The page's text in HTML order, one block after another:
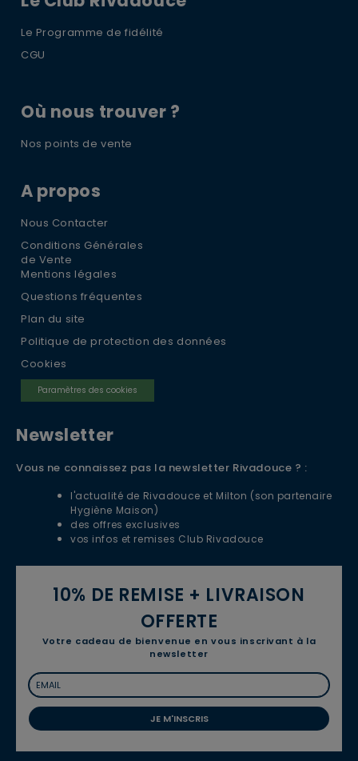
Le Programme de fidélité
CGU
Où nous trouver ?
Nos points de vente
A propos
Nous Contacter
Conditions Générales
de Vente
Mentions légales
Questions fréquentes
Plan du site
Politique de protection des données
Cookies
Paramètres des cookies
Newsletter
Vous ne connaissez pas la newsletter Rivadouce ? :
l'actualité de Rivadouce et Milton (son partenaire
Hygiène Maison)
des offres exclusives
vos infos et remises Club Rivadouce
10% DE REMISE + LIVRAISON
OFFERTE
Votre cadeau de bienvenue en vous inscrivant à la
newsletter
JE M'INSCRIS